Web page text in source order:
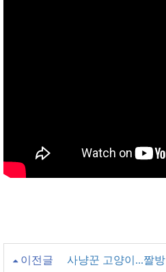
이전글 사냥꾼 고양이...짤방